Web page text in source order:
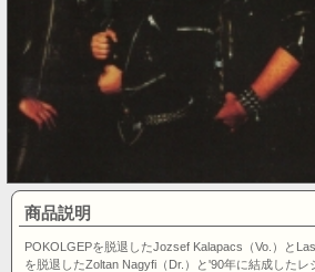
商品説明
POKOLGEPを脱退したJozsef Kalapacs（Vo.）と
を脱退したZoltan Nagyfi（Dr.）と'90年に結成したレ